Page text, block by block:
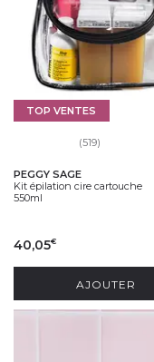
TOP VENTES
(519)
PEGGY SAGE
Kit épilation cire cartouche
550ml
40,05€
AJOUTER